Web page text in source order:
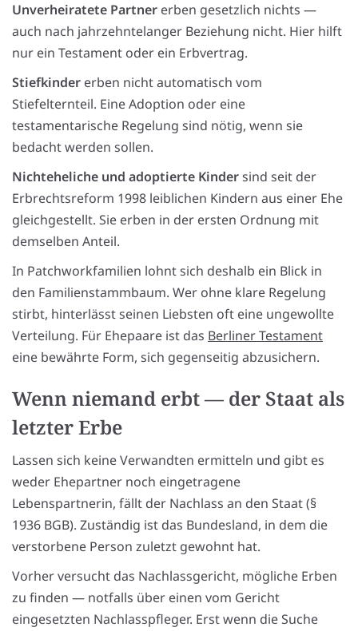
Unverheiratete Partner erben gesetzlich nichts —
auch nach jahrzehntelanger Beziehung nicht. Hier hilft
nur ein Testament oder ein Erbvertrag.
Stiefkinder erben nicht automatisch vom
Stiefelternteil. Eine Adoption oder eine
testamentarische Regelung sind nötig, wenn sie
bedacht werden sollen.
Nichteheliche und adoptierte Kindersind seit der
Erbrechtsreform 1998 leiblichen Kindern aus einer Ehe
gleichgestellt. Sie erben in der ersten Ordnung mit
demselben Anteil.
In Patchworkfamilien lohnt sich deshalb ein Blick in
den Familienstammbaum. Wer ohne klare Regelung
stirbt, hinterlässt seinen Liebsten oft eine ungewollte
Verteilung. Für Ehepaare ist das Berliner Testament
eine bewährte Form, sich gegenseitig abzusichern.
Wenn niemand erbt — der Staat als
letzter Erbe
Lassen sich keine Verwandten ermitteln und gibt es
weder Ehepartner noch eingetragene
Lebenspartnerin, fällt der Nachlass an den Staat (§
1936 BGB). Zuständig ist das Bundesland, in dem die
verstorbene Person zuletzt gewohnt hat.
Vorher versucht das Nachlassgericht, mögliche Erben
zu finden — notfalls über einen vom Gericht
eingesetzten Nachlasspfleger. Erst wenn die Suche